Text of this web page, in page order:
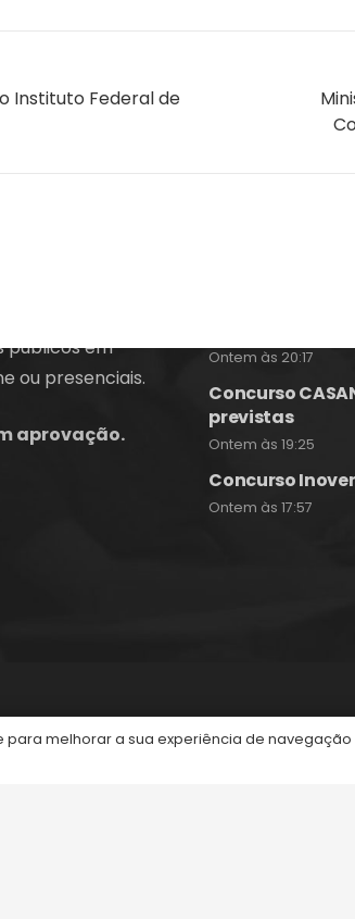
Instituto Federal de
públicos em
ou presenciais.
aprovação.
Ontem às 20:17
Concurso
previstas
Ontem às 19:25
Concurso
Ontem às 17:57
. Todos os direitos reservados.
melhorar a sua experiência de